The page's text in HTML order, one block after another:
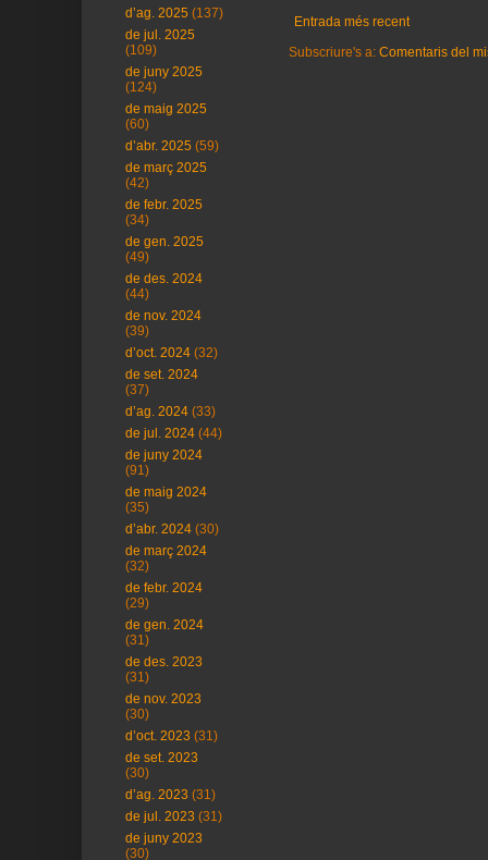
Entrada més recent
Subscriure's a: Comentaris del
d’ag. 2025 (137)
de jul. 2025
(109)
de juny 2025
(124)
de maig 2025
(60)
d’abr. 2025 (59)
de març 2025
(42)
de febr. 2025
(34)
de gen. 2025
(49)
de des. 2024
(44)
de nov. 2024
(39)
d’oct. 2024 (32)
de set. 2024
(37)
d’ag. 2024 (33)
de jul. 2024 (44)
de juny 2024
(91)
de maig 2024
(35)
d’abr. 2024 (30)
de març 2024
(32)
de febr. 2024
(29)
de gen. 2024
(31)
de des. 2023
(31)
de nov. 2023
(30)
d’oct. 2023 (31)
de set. 2023
(30)
d’ag. 2023 (31)
de jul. 2023 (31)
de juny 2023
(30)